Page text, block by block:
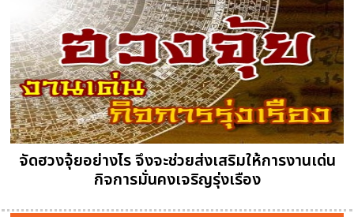
จัดฮวงจุ้ยอย่างไร จึงจะช่วยส่งเสริมให้การงานเด่น
กิจการมั่นคงเจริญรุ่งเรือง